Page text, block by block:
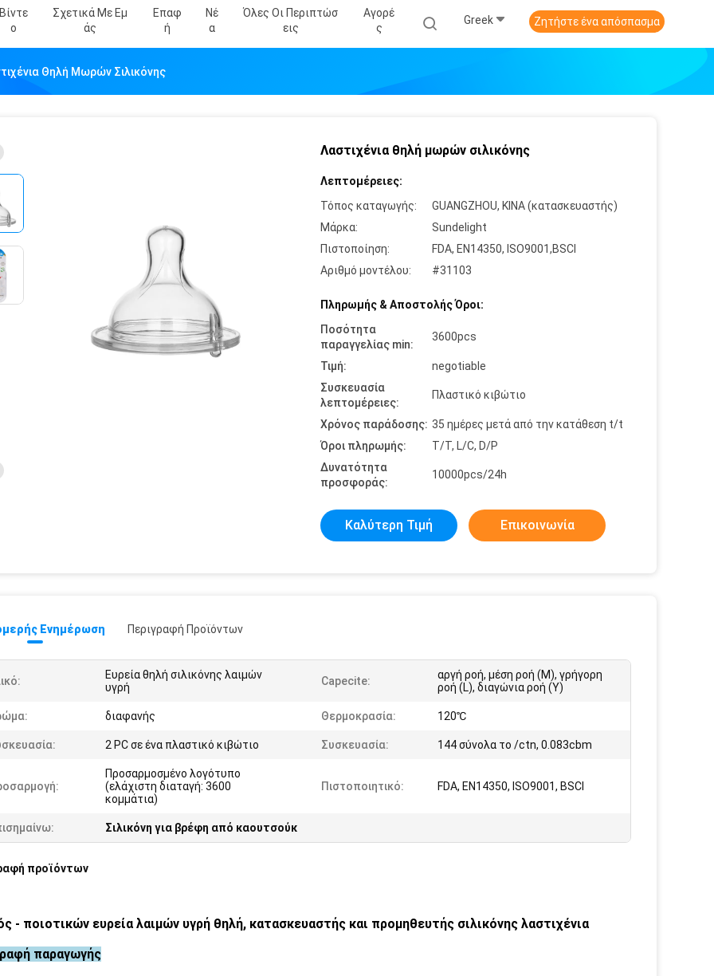
Ο
Σχετικά Με Εμ
Άς
Επαφ
Ή
Νέ
Α
Όλες Οι Περιπτώσ
Εις
Αγορέ
Σ
Greek Ζητήστε ένα απόσπασμα
Θηλή Μωρών Σιλικόνης
Λαστιχένια θηλή μωρών σιλικόνης
Λεπτομέρειες:
Τόπος καταγωγής:
GUANGZHOU, ΚΙΝΑ (κατασκευαστής)
Μάρκα:
Sundelight
Πιστοποίηση:
FDA, EN14350, ISO9001,BSCI
Αριθμό μοντέλου:
#31103
Πληρωμής & Αποστολής Όροι:
Ποσότητα
παραγγελίας min:
3600pcs
Τιμή:
negotiable
Συσκευασία
λεπτομέρειες:
Πλαστικό κιβώτιο
Χρόνος παράδοσης: 35 ημέρες μετά από την κατάθεση t/t
Όροι πληρωμής:
T/T, L/C, D/P
Δυνατότητα
προσφοράς:
10000pcs/24h
Καλύτερη Τιμή Επικοινωνία
Ενημέρωση Περιγραφή Προϊόντων
Ευρεία θηλή σιλικόνης λαιμών
υγρή
Capecite:
αργή ροή, μέση ροή (Μ), γρήγορη
ροή (L), διαγώνια ροή (Υ)
διαφανής Θερμοκρασία: 120℃
2 PC σε ένα πλαστικό κιβώτιο Συσκευασία: 144 σύνολα το /ctn, 0.083cbm
Προσαρμοσμένο λογότυπο
(ελάχιστη διαταγή: 3600
κομμάτια)
Πιστοποιητικό: FDA, EN14350, ISO9001, BSCI
Σιλικόνη για βρέφη από καουτσούκ
προϊόντων
- ποιοτικών ευρεία λαιμών υγρή θηλή, κατασκευαστής και προμηθευτής σιλικόνης λαστιχένια
παραγωγής